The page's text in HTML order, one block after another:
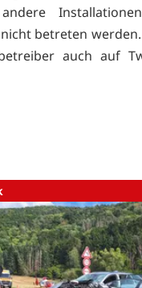
betreten
auch auf